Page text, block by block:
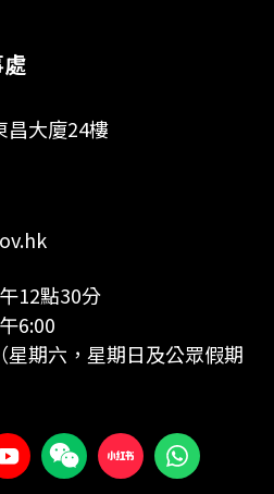
昌大廈24樓
12點30分
6:00
期六，星期日及公眾假期